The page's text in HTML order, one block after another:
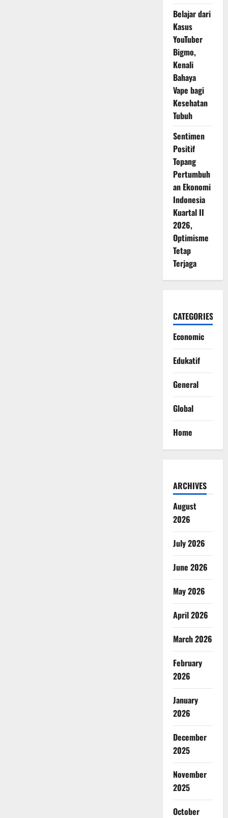
Belajar dari
Kasus
YouTuber
Bigmo,
Kenali
Bahaya
Vape bagi
Kesehatan
Tubuh
Sentimen
Positif
Topang
Pertumbuh
an Ekonomi
Indonesia
Kuartal II
2026,
Optimisme
Tetap
Terjaga
CATEGORIES
Economic
Edukatif
General
Global
Home
ARCHIVES
August
2026
July 2026
June 2026
May 2026
April 2026
March 2026
February
2026
January
2026
December
2025
November
2025
October